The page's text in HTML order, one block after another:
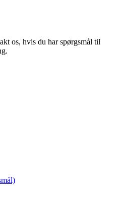
os, hvis du har spørgsmål til